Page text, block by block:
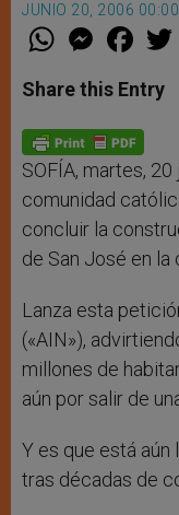
JUNIO 20, 2006 00:00
W
t
s
p
p
M
e
s
e
g
e
r
F
a
e
b
o
k
Share this Entry
SOFÍA, martes,
comunidad
concluir la
de San José en la
Lanza esta
(«AIN»),
millones de
aún por salir de
Y es que está
tras décadas de